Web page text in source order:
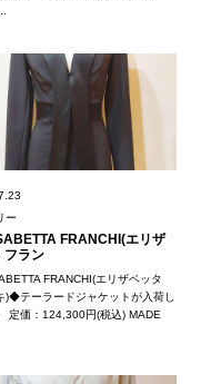
ー
FRANCHI(エリザ
フラン
FRANCHI(エリザベッタ
)◆テーラードジャケットが入荷し
定価：124,300円(税込) MADE